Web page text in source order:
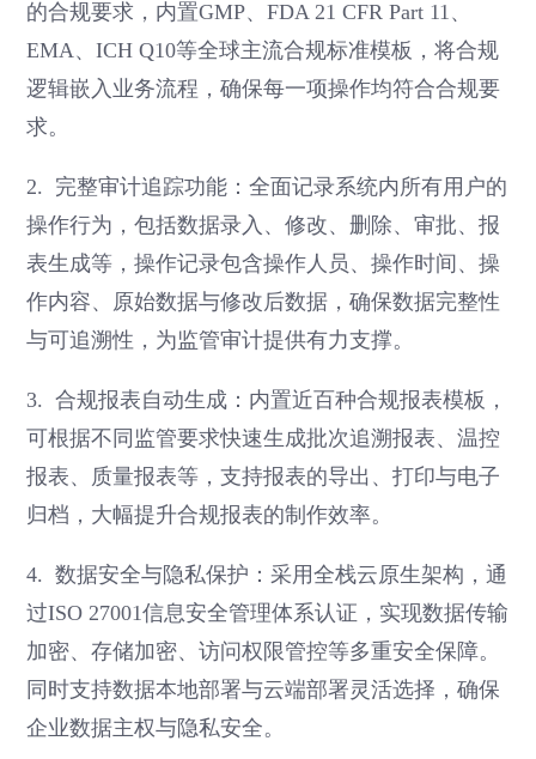
的合规要求，内置GMP、FDA 21 CFR Part 11、
EMA、ICH Q10等全球主流合规标准模板，将合规
逻辑嵌入业务流程，确保每一项操作均符合合规要
求。
2. 完整审计追踪功能：全面记录系统内所有用户的
操作行为，包括数据录入、修改、删除、审批、报
表生成等，操作记录包含操作人员、操作时间、操
作内容、原始数据与修改后数据，确保数据完整性
与可追溯性，为监管审计提供有力支撑。
3. 合规报表自动生成：内置近百种合规报表模板，
可根据不同监管要求快速生成批次追溯报表、温控
报表、质量报表等，支持报表的导出、打印与电子
归档，大幅提升合规报表的制作效率。
4. 数据安全与隐私保护：采用全栈云原生架构，通
过ISO 27001信息安全管理体系认证，实现数据传输
加密、存储加密、访问权限管控等多重安全保障。
同时支持数据本地部署与云端部署灵活选择，确保
企业数据主权与隐私安全。